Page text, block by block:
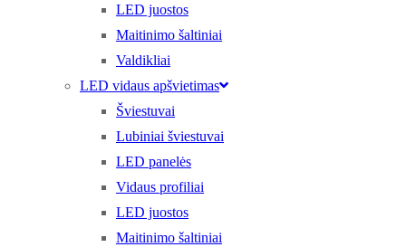
LED juostos
Maitinimo šaltiniai
Valdikliai
LED vidaus apšvietimas
Šviestuvai
Lubiniai šviestuvai
LED panelės
Vidaus profiliai
LED juostos
Maitinimo šaltiniai